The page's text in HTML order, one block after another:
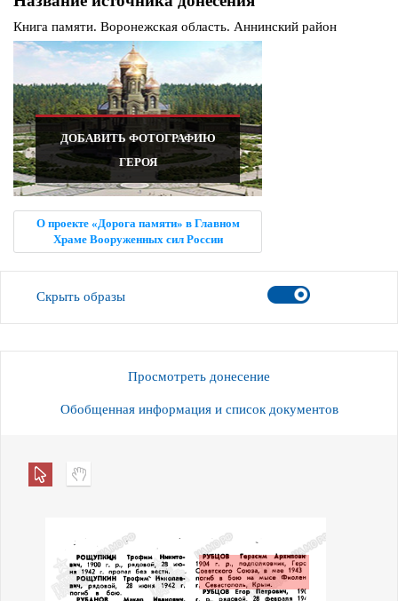
Книга памяти. Воронежская область. Аннинский район
ДОБАВИТЬ ФОТОГРАФИЮ
ГЕРОЯ
О проекте «Дорога памяти» в Главном
Храме Вооруженных сил России
Скрыть образы
Просмотреть донесение
Обобщенная информация и список документов